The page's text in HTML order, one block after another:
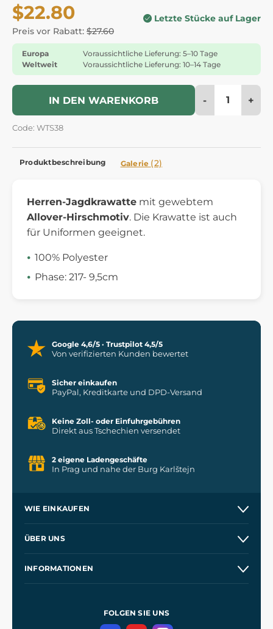
$22.80
Preis vor Rabatt: $27.60
Letzte Stücke auf Lager
Europa
Voraussichtliche Lieferung: 5–10 Tage
Weltweit
Voraussichtliche Lieferung: 10–14 Tage
IN DEN WARENKORB - +
Code: WTS38
Produktbeschreibung Galerie (2)
Herren-Jagdkrawatte mit gewebtem
Allover-Hirschmotiv. Die Krawatte ist auch
für Uniformen geeignet.
100% Polyester
Phase: 217- 9,5cm
Google 4,6/5 · Trustpilot 4,5/5
Von verifizierten Kunden bewertet
Sicher einkaufen
PayPal, Kreditkarte und DPD-Versand
Keine Zoll- oder Einfuhrgebühren
Direkt aus Tschechien versendet
2 eigene Ladengeschäfte
In Prag und nahe der Burg Karlštejn
WIE EINKAUFEN
Kontakt
ÜBER UNS
INFORMATIONEN
DatenschutzerklärungFOLGEN SIE UNS